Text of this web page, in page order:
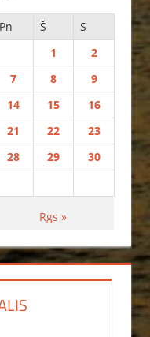
Pn Š
S
1
2
7 8
9
14 15
16
21 22
23
28 29
30
Rgs »